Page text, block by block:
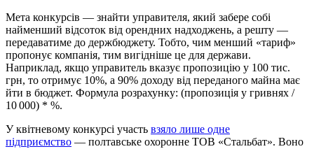
Мета конкурсів — знайти управителя, який забере собі
найменший відсоток від орендних надходжень, а решту —
передаватиме до держбюджету. Тобто, чим менший «тариф»
пропонує компанія, тим вигідніше це для держави.
Наприклад, якщо управитель вказує пропозицію у 100 тис.
грн, то отримує 10%, а 90% доходу від переданого майна має
йти в бюджет. Формула розрахунку: (пропозиція у гривнях /
10 000) * %.
У квітневому конкурсі участь взяло лише одне
підприємство — полтавське охоронне ТОВ «Стальбат». Воно